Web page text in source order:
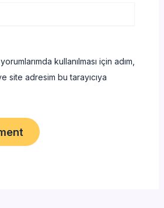
kullanılması için adım,
site adresim bu tarayıcıya